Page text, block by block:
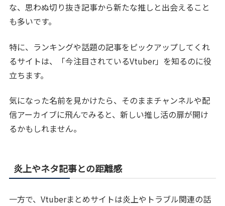
な、思わぬ切り抜き記事から新たな推しと出会えること
も多いです。
特に、ランキングや話題の記事をピックアップしてくれ
るサイトは、「今注目されているVtuber」を知るのに役
立ちます。
気になった名前を見かけたら、そのままチャンネルや配
信アーカイブに飛んでみると、新しい推し活の扉が開け
るかもしれません。
炎上やネタ記事との距離感
一方で、Vtuberまとめサイトは炎上やトラブル関連の話